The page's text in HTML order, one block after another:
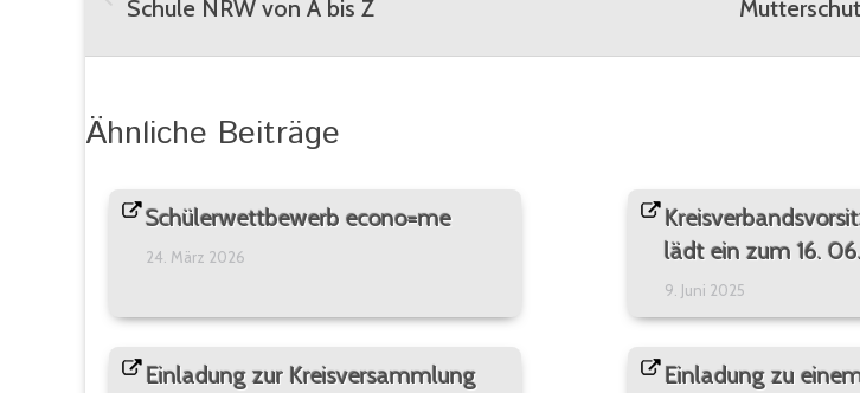
Vorheriger
Schule NRW von A bis Z
Ähnliche Beiträge
Schülerwettbewerb econo=me
24. März 2026
lädt ein zum 16.
9. Juni 2025
Einladung zur Kreisversammlung
Einladung zu